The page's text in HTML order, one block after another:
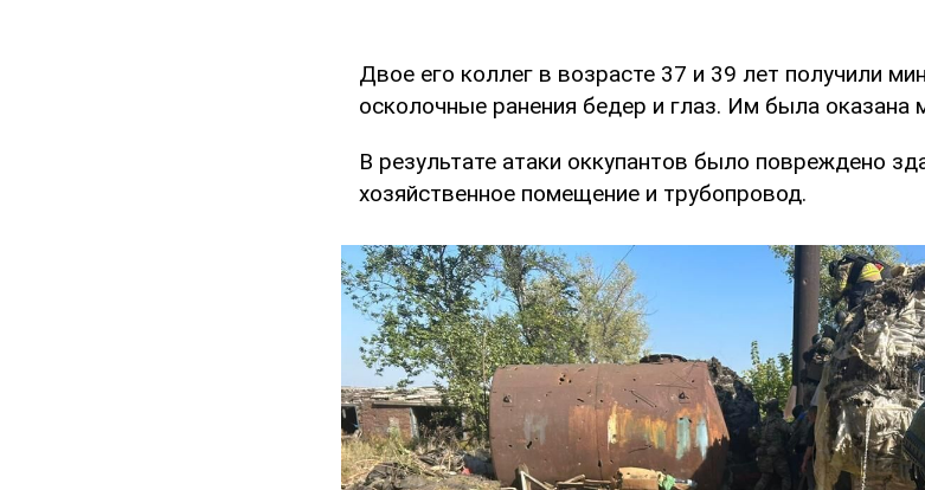
Двое его коллег в возрасте 37 и 39 лет получили
осколочные ранения бедер и глаз. Им была оказана
В результате атаки оккупантов было повреждено
хозяйственное помещение и трубопровод.